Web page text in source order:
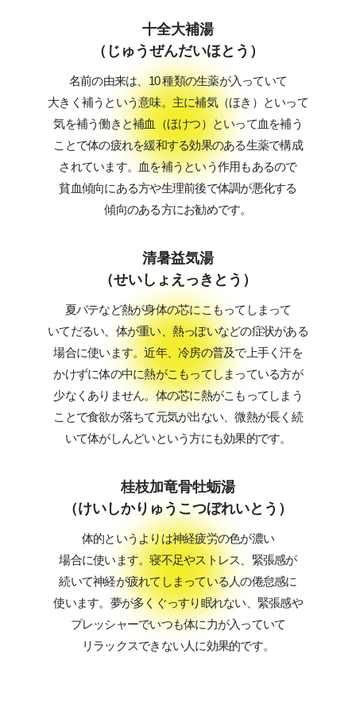
十全大補湯
（じゅうぜんだいほとう）
名前の由来は、10 種類の生薬が入っていて
大きく補うという意味。主に補気（ほき）といって
気を補う働きと補血（ほけつ）といって血を補う
ことで体の疲れを緩和する効果のある生薬で構成
されています。血を補うという作用もあるので
貧血傾向にある方や生理前後で体調が悪化する
傾向のある方にお勧めです。
清暑益気湯
（せいしょえっきとう）
夏バテなど熱が身体の芯にこもってしまって
いてだるい、体が重い、熱っぽいなどの症状がある
場合に使います。近年、冷房の普及で上手く汗を
かけずに体の中に熱がこもってしまっている方が
少なくありません。体の芯に熱がこもってしまう
ことで食欲が落ちて元気が出ない、微熱が長く続
いて体がしんどいという方にも効果的です。
桂枝加竜骨牡蛎湯
（けいしかりゅうこつぼれいとう）
体的というよりは神経疲労の色が濃い
場合に使います。寝不足やストレス、緊張感が
続いて神経が疲れてしまっている人の倦怠感に
使います。夢が多くぐっすり眠れない、緊張感や
プレッシャーでいつも体に力が入っていて
リラックスできない人に効果的です。